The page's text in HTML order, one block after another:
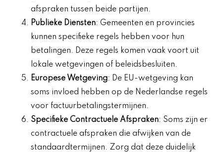
afspraken tussen beide partijen.
Publieke Diensten: Gemeenten en provincies
kunnen specifieke regels hebben voor hun
betalingen. Deze regels komen vaak voort uit
lokale wetgevingen of beleidsbesluiten.
Europese Wetgeving: De EU-wetgeving kan
soms invloed hebben op de Nederlandse regels
voor factuurbetalingstermijnen.
Specifieke Contractuele Afspraken: Soms zijn er
contractuele afspraken die afwijken van de
standaardtermijnen. Zorg dat deze duidelijk